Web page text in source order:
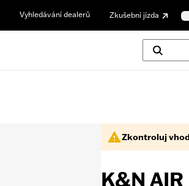
Vyhledávání dealerů Zkušební jízda
Zkontroluj
K&N AIR